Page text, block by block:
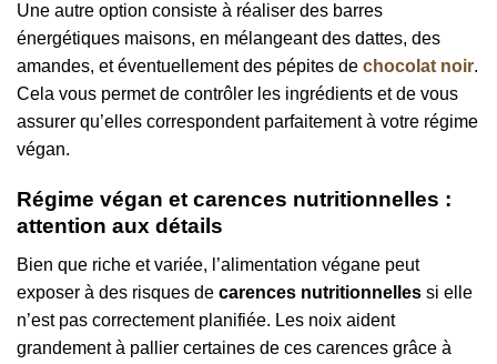
Une autre option consiste à réaliser des barres
énergétiques maisons, en mélangeant des dattes, des
amandes, et éventuellement des pépites de chocolat noir.
Cela vous permet de contrôler les ingrédients et de vous
assurer qu’elles correspondent parfaitement à votre régime
végan.
Régime végan et carences nutritionnelles :
attention aux détails
Bien que riche et variée, l’alimentation végane peut
exposer à des risques de carences nutritionnelles si elle
n’est pas correctement planifiée. Les noix aident
grandement à pallier certaines de ces carences grâce à